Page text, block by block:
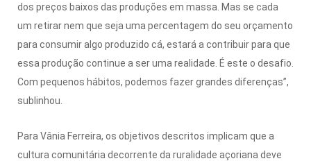
dos preços baixos das produções em massa. Mas se cada
um retirar nem que seja uma percentagem do seu orçamento
para consumir algo produzido cá, estará a contribuir para que
essa produção continue a ser uma realidade. É este o desafio.
Com pequenos hábitos, podemos fazer grandes diferenças”,
sublinhou.
Para Vânia Ferreira, os objetivos descritos implicam que a
cultura comunitária decorrente da ruralidade açoriana deve